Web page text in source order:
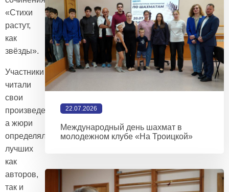
«Стихи
растут,
как
звёзды».
Участники
читали
свои
произведения,
а жюри
определяло
лучших
как
авторов,
так и
22.07.2026
Международный день шахмат в
молодежном клубе «На Троицкой»